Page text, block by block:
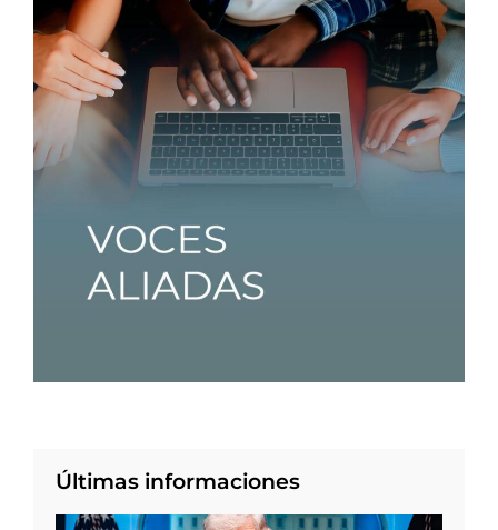
Últimas informaciones